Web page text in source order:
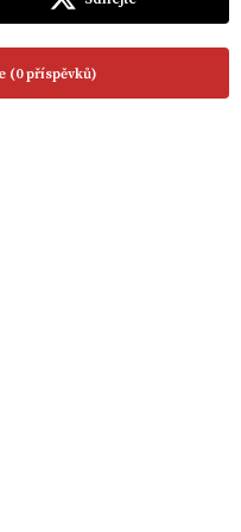
(0 příspěvků)